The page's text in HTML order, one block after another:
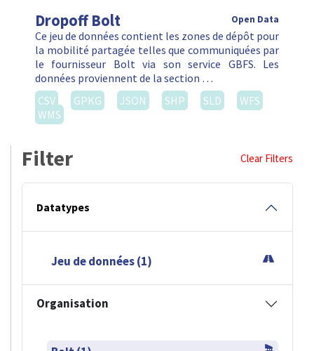
Dropoff Bolt Open Data
Ce jeu de données contient les zones de dépôt pour
la mobilité partagée telles que communiquées par
le fournisseur Bolt via son service GBFS. Les
données proviennent de la section …
CSV
GPKG JSON SHP SLD
WFS
WMS
Filter Clear Filters
Datatypes
Jeu de données (1)
Organisation